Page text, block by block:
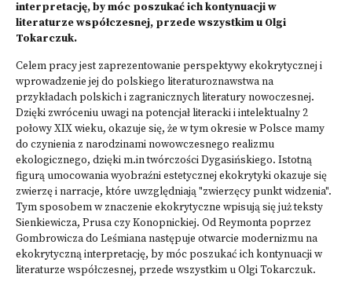
interpretację, by móc poszukać ich kontynuacji w
literaturze współczesnej, przede wszystkim u Olgi
Tokarczuk.
Celem pracy jest zaprezentowanie perspektywy ekokrytycznej i
wprowadzenie jej do polskiego literaturoznawstwa na
przykładach polskich i zagranicznych literatury nowoczesnej.
Dzięki zwróceniu uwagi na potencjał literacki i intelektualny 2
połowy XIX wieku, okazuje się, że w tym okresie w Polsce mamy
do czynienia z narodzinami nowowczesnego realizmu
ekologicznego, dzięki m.in twórczości Dygasińskiego. Istotną
figurą umocowania wyobraźni estetycznej ekokrytyki okazuje się
zwierzę i narracje, które uwzględniają "zwierzęcy punkt widzenia".
Tym sposobem w znaczenie ekokrytyczne wpisują się już teksty
Sienkiewicza, Prusa czy Konopnickiej. Od Reymonta poprzez
Gombrowicza do Leśmiana następuje otwarcie modernizmu na
ekokrytyczną interpretację, by móc poszukać ich kontynuacji w
literaturze współczesnej, przede wszystkim u Olgi Tokarczuk.